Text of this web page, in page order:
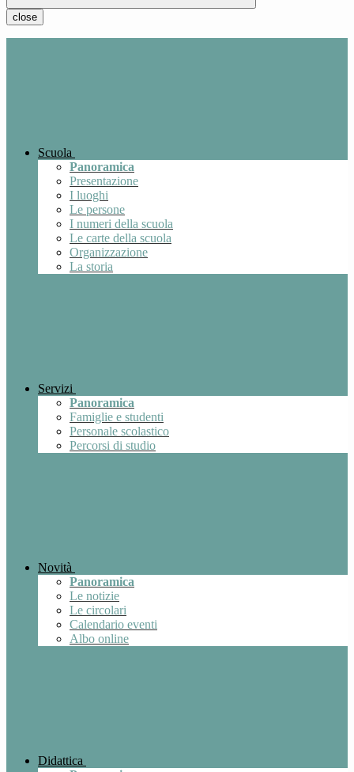
close
Scuola
Panoramica
Presentazione
I luoghi
Le persone
I numeri della scuola
Le carte della scuola
Organizzazione
La storia
Servizi
Panoramica
Famiglie e studenti
Personale scolastico
Percorsi di studio
Novità
Panoramica
Le notizie
Le circolari
Calendario eventi
Albo online
Didattica